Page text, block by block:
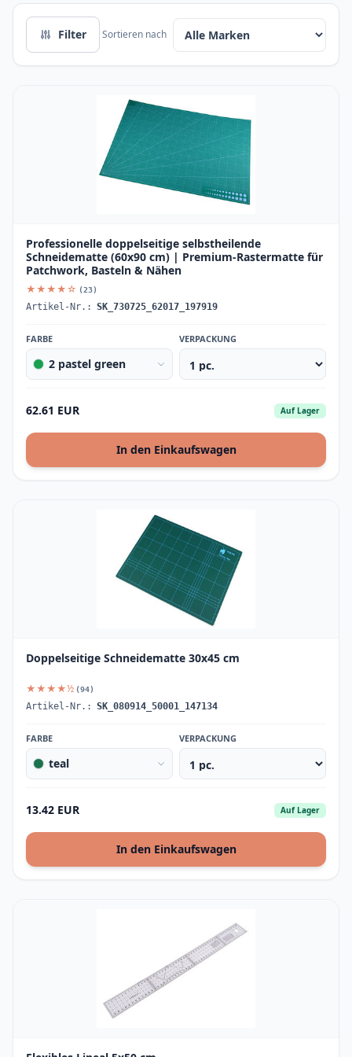
Filter Sortieren nach
Professionelle doppelseitige selbstheilende
Schneidematte (60x90 cm) | Premium-Rastermatte für
Patchwork, Basteln & Nähen
★★★★☆ (23)
Artikel-Nr.: SK_730725_62017_197919
FARBE
2 pastel green
VERPACKUNG
62.61 EUR Auf Lager
In den Einkaufswagen
Doppelseitige Schneidematte 30x45 cm
★★★★½ (94)
Artikel-Nr.: SK_080914_50001_147134
FARBE
teal
VERPACKUNG
13.42 EUR Auf Lager
In den Einkaufswagen